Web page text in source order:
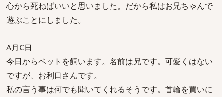
心から死ねばいいと思いました。だから私はお兄ちゃんで
遊ぶことにしました。
A月C日
今日からペットを飼います。名前は兄です。可愛くはない
ですが、お利口さんです。
私の言う事は何でも聞いてくれるそうです。首輪を買いに